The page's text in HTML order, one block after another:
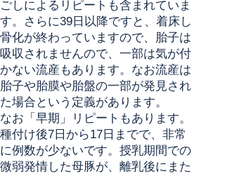
ごしによるリピートも含まれていま
す。さらに39日以降ですと、着床し
骨化が終わっていますので、胎子は
吸収されませんので、一部は気が付
かない流産もあります。なお流産は
胎子や胎膜や胎盤の一部が発見され
た場合という定義があります。
なお「早期」リピートもあります。
種付け後7日から17日までで、非常
に例数が少ないです。授乳期間での
微弱発情した母豚が、離乳後にまた